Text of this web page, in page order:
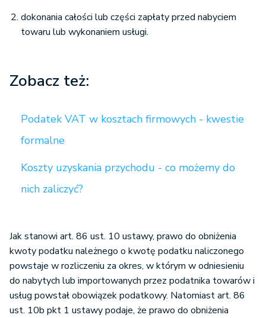
dokonania całości lub części zapłaty przed nabyciem
towaru lub wykonaniem usługi.
Zobacz też:
Podatek VAT w kosztach firmowych - kwestie
formalne
Koszty uzyskania przychodu - co możemy do
nich zaliczyć?
Jak stanowi art. 86 ust. 10 ustawy, prawo do obniżenia
kwoty podatku należnego o kwotę podatku naliczonego
powstaje w rozliczeniu za okres, w którym w odniesieniu
do nabytych lub importowanych przez podatnika towarów i
usług powstał obowiązek podatkowy. Natomiast art. 86
ust. 10b pkt 1 ustawy podaje, że prawo do obniżenia